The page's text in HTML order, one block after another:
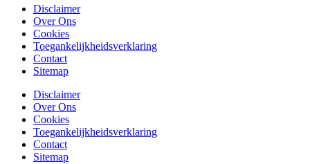
Disclaimer
Over Ons
Cookies
Toegankelijkheidsverklaring
Contact
Sitemap
Disclaimer
Over Ons
Cookies
Toegankelijkheidsverklaring
Contact
Sitemap